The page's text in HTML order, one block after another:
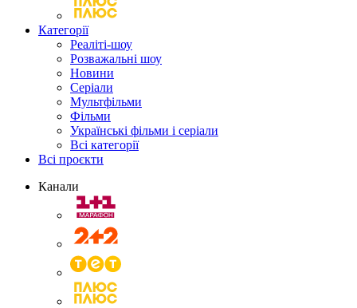
Категорії
Реаліті-шоу
Розважальні шоу
Новини
Серіали
Мультфільми
Фільми
Українські фільми і серіали
Всі категорії
Всі проєкти
Канали